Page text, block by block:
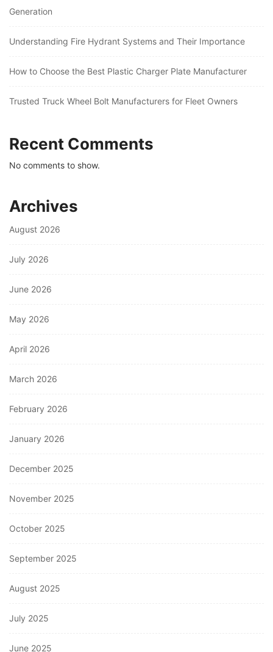
Generation
Understanding Fire Hydrant Systems and Their Importance
How to Choose the Best Plastic Charger Plate Manufacturer
Trusted Truck Wheel Bolt Manufacturers for Fleet Owners
Recent Comments
No comments to show.
Archives
August 2026
July 2026
June 2026
May 2026
April 2026
March 2026
February 2026
January 2026
December 2025
November 2025
October 2025
September 2025
August 2025
July 2025
June 2025